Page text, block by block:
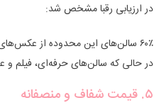
در ارزیابی رقبا مشخص شد:
۶۰٪ سالن‌های این محدوده از عکس‌های heavily edited استفاده می‌کنند
در حالی که سالن‌های حرفه‌ای، فیلم و
۵. قیمت شفاف و منصفانه